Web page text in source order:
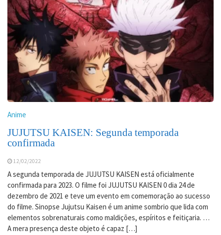
Anime
JUJUTSU KAISEN: Segunda temporada
confirmada
12/02/2022
A segunda temporada de JUJUTSU KAISEN está oficialmente
confirmada para 2023. O filme foi JUJUTSU KAISEN 0 dia 24 de
dezembro de 2021 e teve um evento em comemoração ao sucesso
do filme. Sinopse Jujutsu Kaisen é um anime sombrio que lida com
elementos sobrenaturais como maldições, espíritos e feitiçaria. …
A mera presença deste objeto é capaz […]